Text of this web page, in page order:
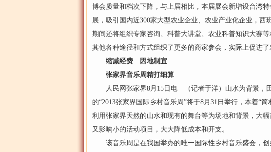
博会质量和档次下降，与上届相比，本届展会新增设台湾
展，吸引国内近300家大型农业企业、农业产业化企业，
期间还将组织专家咨询、科普大讲堂、农业科普知识大赛
其他各种途径和方式组织了更多的商家参会，实际上促
缩减经费 因地制宜
张家界音乐周精打细算
人民网张家界8月15日电 （记者于洋）山水为背景，
的“2013张家界国际乡村音乐周”将于8月31日举行，本着“
利用张家界天然的山水和现有的舞台等为场地和背景，大
又影响小的活动项目，大大降低成本和开支。
该音乐周是在我国举办的唯一国际性乡村音乐盛会，创